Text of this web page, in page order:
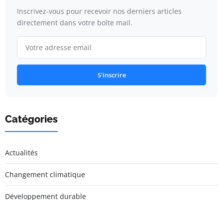
Inscrivez-vous pour recevoir nos derniers articles
directement dans votre boîte mail.
S'inscrire
Catégories
Actualités
Changement climatique
Développement durable